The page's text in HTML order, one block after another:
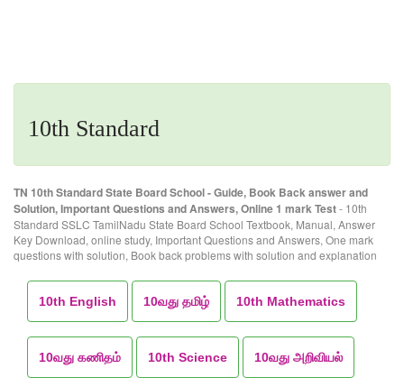
10th Standard
TN 10th Standard State Board School - Guide, Book Back answer and
Solution, Important Questions and Answers, Online 1 mark Test- 10th
Standard SSLC TamilNadu State Board School Textbook, Manual, Answer
Key Download, online study, Important Questions and Answers, One mark
questions with solution, Book back problems with solution and explanation
10th English 10வது தமிழ் 10th Mathematics
10வது கணிதம் 10th Science 10வது அறிவியல்